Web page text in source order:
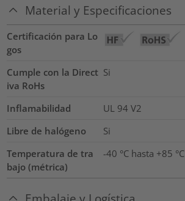
Material y Especificaciones
Certificación para Lo
gos
Cumple con la Direct
iva RoHs
Si
Inflamabilidad
UL 94 V2
Libre de halógeno
Si
Temperatura de tra
bajo (métrica)
-40 °C hasta +85 °C